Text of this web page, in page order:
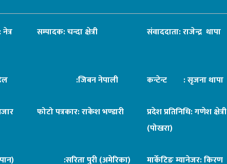
सम्पादक: चन्दा क्षेत्री संवाददाता: राजेन्द्र थापा
:जिबन नेपाली कन्टेन्ट : सृजना थापा
फोटो पत्रकार: राकेश भण्डारी
प्रदेश प्रतिनिधि: गणेश क्षेत्री
(पोखरा)
:सरिता पुरी (अमेरिका) मार्केटिङ म्यानेजर: किरण